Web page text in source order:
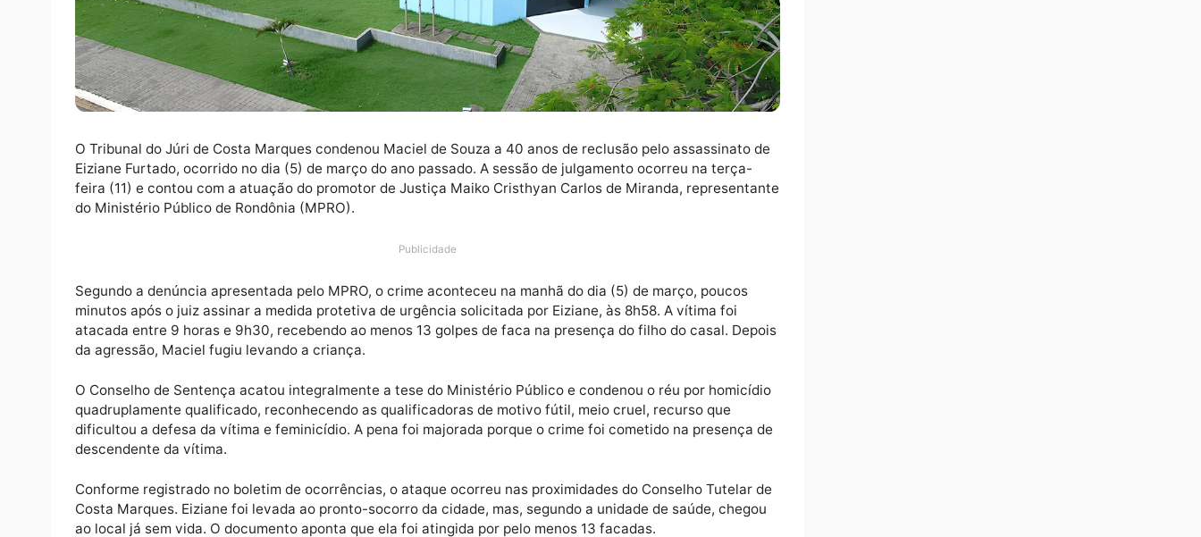
feira (11) e contou com a atuação do promotor de Justiça Maiko Cristhyan Carlos de Miranda, representante
do Ministério Público de Rondônia (MPRO).
Segundo a denúncia apresentada pelo MPRO, o crime aconteceu na manhã do dia (5) de março, poucos
minutos após o juiz assinar a medida protetiva de urgência solicitada por Eiziane, às 8h58. A vítima foi
atacada entre 9 horas e 9h30, recebendo ao menos 13 golpes de faca na presença do filho do casal. Depois
O Conselho de Sentença acatou integralmente a tese do Ministério Público e condenou o réu por homicídio
quadruplamente qualificado, reconhecendo as qualificadoras de motivo fútil, meio cruel, recurso que